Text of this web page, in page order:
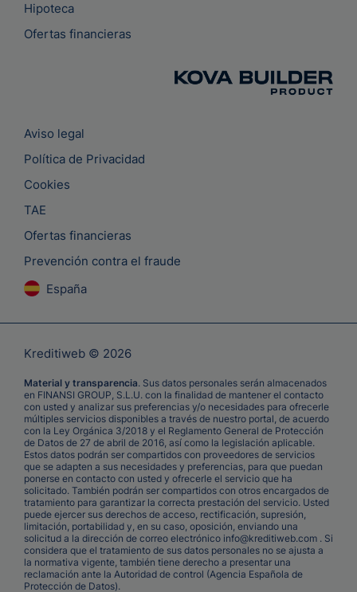
Hipoteca
Ofertas financieras
Aviso legal
Política de Privacidad
Cookies
TAE
Ofertas financieras
Prevención contra el fraude
España
Kreditiweb © 2026
Material y transparencia. Sus datos personales serán almacenados
en FINANSI GROUP, S.L.U. con la finalidad de mantener el contacto
con usted y analizar sus preferencias y/o necesidades para ofrecerle
múltiples servicios disponibles a través de nuestro portal, de acuerdo
con la Ley Orgánica 3/2018 y el Reglamento General de Protección
de Datos de 27 de abril de 2016, así como la legislación aplicable.
Estos datos podrán ser compartidos con proveedores de servicios
que se adapten a sus necesidades y preferencias, para que puedan
ponerse en contacto con usted y ofrecerle el servicio que ha
solicitado. También podrán ser compartidos con otros encargados de
tratamiento para garantizar la correcta prestación del servicio. Usted
puede ejercer sus derechos de acceso, rectificación, supresión,
limitación, portabilidad y, en su caso, oposición, enviando una
solicitud a la dirección de correo electrónico info@kreditiweb.com . Si
considera que el tratamiento de sus datos personales no se ajusta a
la normativa vigente, también tiene derecho a presentar una
reclamación ante la Autoridad de control (Agencia Española de
Protección de Datos).